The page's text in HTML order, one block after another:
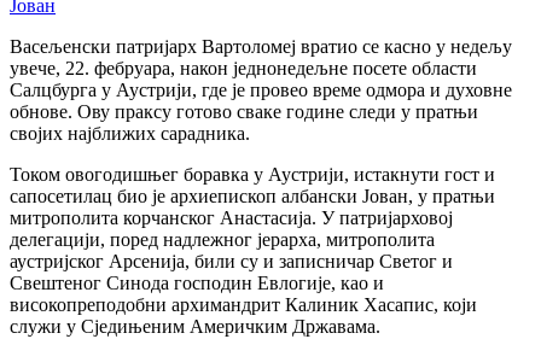
Васељенски патријарх Вартоломеј вратио се касно у недељу
увече, 22. фебруара, након једнонедељне посете области
Салцбурга у Аустрији, где је провео време одмора и духовне
обнове. Ову праксу готово сваке године следи у пратњи
својих најближих сарадника.
Током овогодишњег боравка у Аустрији, истакнути гост и
сапосетилац био је архиепископ албански Јован, у пратњи
митрополита корчанског Анастасија. У патријарховој
делегацији, поред надлежног јерарха, митрополита
аустријског Арсенија, били су и записничар Светог и
Свештеног Синода господин Евлогије, као и
високопреподобни архимандрит Калиник Хасапис, који
служи у Сједињеним Америчким Државама.